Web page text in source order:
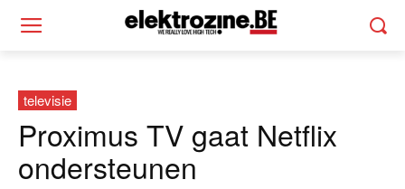
televisie
Proximus TV gaat Netflix
ondersteunen